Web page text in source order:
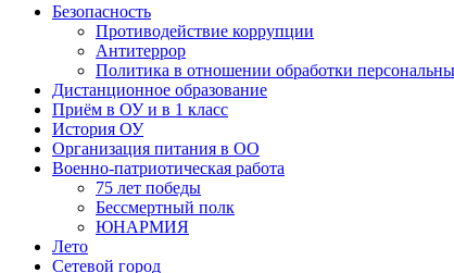
Безопасность
Противодействие коррупции
Антитеррор
Политика в отношении обработки
Дистанционное образование
Приём в ОУ и в 1 класс
История ОУ
Организация питания в ОО
Военно-патриотическая работа
75 лет победы
Бессмертный полк
ЮНАРМИЯ
Лето
Сетевой город